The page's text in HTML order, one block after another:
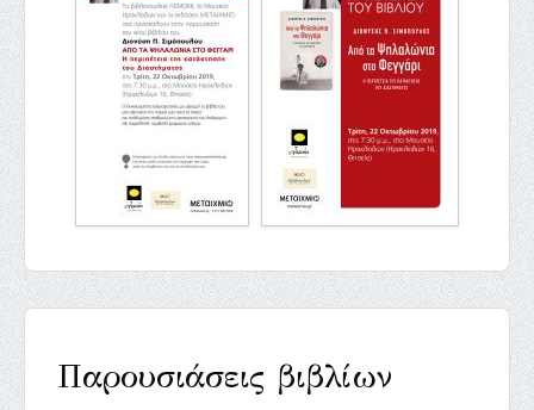
Παρουσιάσεις βιβλίων